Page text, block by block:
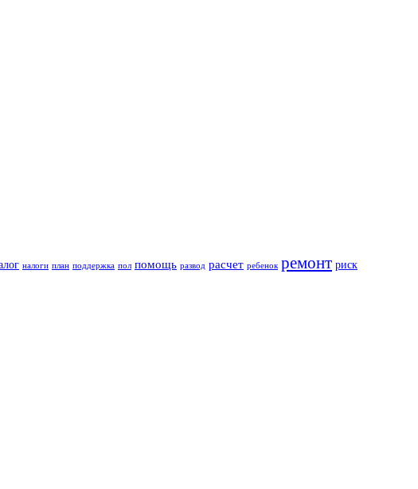
налоги план поддержка пол помощь развод расчет ребенок ремонт риск